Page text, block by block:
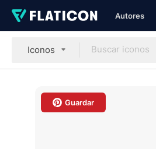
Autores
Iconos
Guardar